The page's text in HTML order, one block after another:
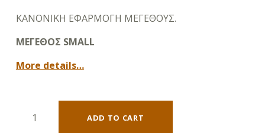
ΚΑΝΟΝΙΚΗ ΕΦΑΡΜΟΓΗ ΜΕΓΕΘΟΥΣ.
ΜΕΓΕΘΟΣ SMALL
More details…
ADD TO CART